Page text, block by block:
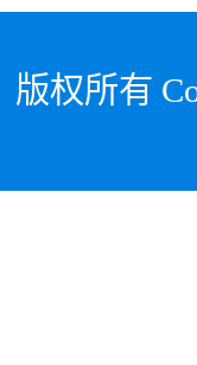
版权所有